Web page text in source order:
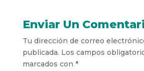
Enviar Un
Tu dirección de correo
publicada. Los campos
marcados con *